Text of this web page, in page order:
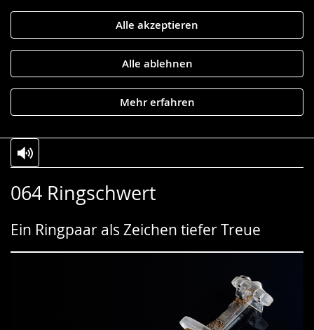
Alle akzeptieren
Alle ablehnen
Mehr erfahren
064 Ringschwert
Ein Ringpaar als Zeichen tiefer Treue
Leichten
wechseln.
Audio-
Video
Deutscher
Gebärdensprache